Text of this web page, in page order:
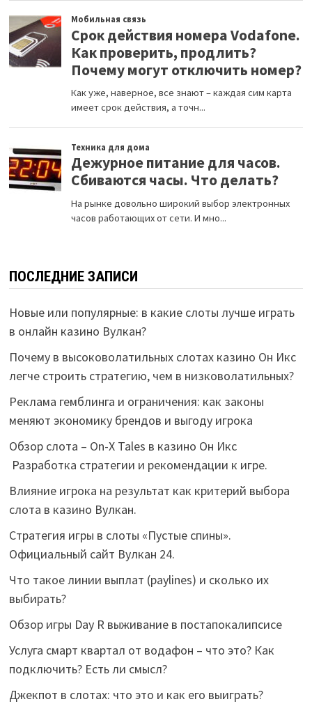
ПОСЛЕДНИЕ ЗАПИСИ
Новые или популярные: в какие слоты лучше играть
в онлайн казино Вулкан?
Почему в высоковолатильных слотах казино Он Икс
легче строить стратегию, чем в низковолатильных?
Реклама гемблинга и ограничения: как законы
меняют экономику брендов и выгоду игрока
Обзор слота – On-X Tales в казино Он Икс
Разработка стратегии и рекомендации к игре.
Влияние игрока на результат как критерий выбора
слота в казино Вулкан.
Стратегия игры в слоты «Пустые спины».
Официальный сайт Вулкан 24.
Что такое линии выплат (paylines) и сколько их
выбирать?
Обзор игры Day R выживание в постапокалипсисе
Услуга смарт квартал от водафон – что это? Как
подключить? Есть ли смысл?
Джекпот в слотах: что это и как его выиграть?